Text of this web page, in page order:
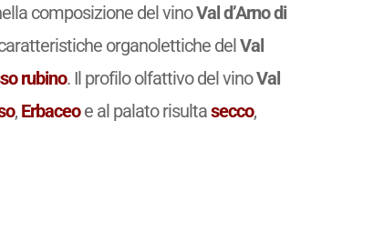
composizione del vinoVal d’Arno di
organolettiche delVal
rubino. Il profilo olfattivo del vinoVal
, Erbaceoe al palato risultasecco,